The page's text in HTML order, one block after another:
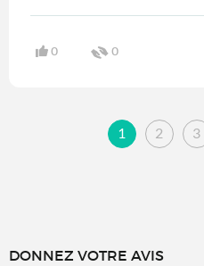
0 0
1 2 3
DONNEZ VOTRE AVIS